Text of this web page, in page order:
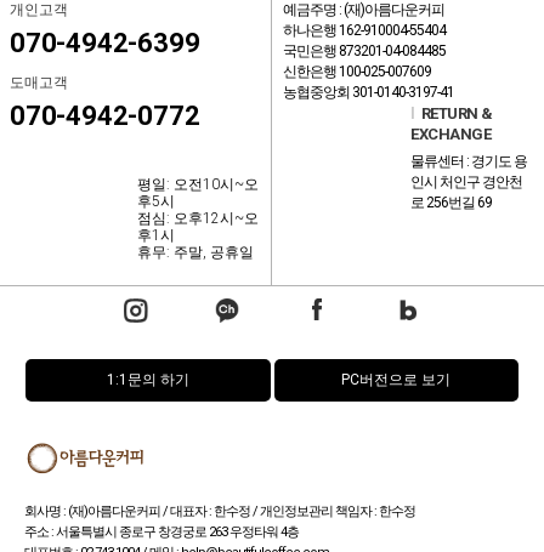
개인고객
070-4942-6399
도매고객
070-4942-0772
평일: 오전10시~오
후5시
점심: 오후12시~오
후1시
휴무: 주말, 공휴일
예금주명 : (재)아름다운커피
하나은행 162-910004-55404
국민은행 873201-04-084485
신한은행 100-025-007609
농협중앙회 301-0140-3197-41
RETURN &
EXCHANGE
물류센터 : 경기도 용
인시 처인구 경안천
로 256번길 69
1:1문의 하기 PC버전으로 보기
회사명 : (재)아름다운커피 / 대표자 : 한수정 / 개인정보관리 책임자 : 한수정
주소 : 서울특별시 종로구 창경궁로 263 우정타워 4층